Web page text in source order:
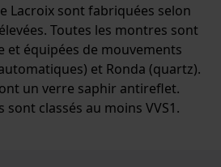
Lacroix sont fabriquées selon
Toutes les montres sont
et équipées de mouvements
et Ronda (quartz).
un verre saphir antireflet.
sont classés au moins VVS1.